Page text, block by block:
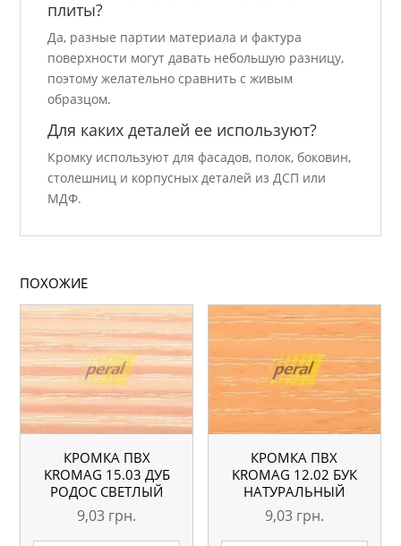
плиты?
Да, разные партии материала и фактура
поверхности могут давать небольшую разницу,
поэтому желательно сравнить с живым
образцом.
Для каких деталей ее используют?
Кромку используют для фасадов, полок, боковин,
столешниц и корпусных деталей из ДСП или
МДФ.
ПОХОЖИЕ
КРОМКА ПВХ
KROMAG 15.03 ДУБ
РОДОС СВЕТЛЫЙ
22×0,6 ММ
9,03 грн.
КРОМКА ПВХ
KROMAG 12.02 БУК
НАТУРАЛЬНЫЙ
22×0,6 ММ
9,03 грн.